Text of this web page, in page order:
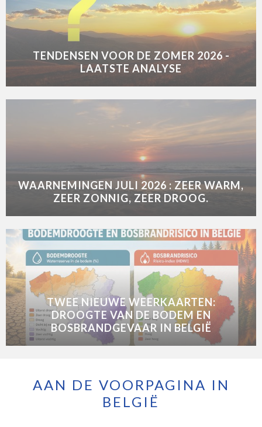
TENDENSEN VOOR DE ZOMER 2026 -
LAATSTE ANALYSE
WAARNEMINGEN JULI 2026 : ZEER WARM,
ZEER ZONNIG, ZEER DROOG.
TWEE NIEUWE WEERKAARTEN:
DROOGTE VAN DE BODEM EN
BOSBRANDGEVAAR IN BELGIË
AAN DE VOORPAGINA IN
BELGIË